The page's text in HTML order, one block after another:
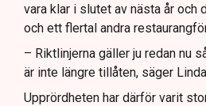
vara klar i slutet av nästa år och
och ett flertal andra
– Riktlinjerna gäller ju redan nu
är inte längre tillåten, säger
Upprördheten har därför varit